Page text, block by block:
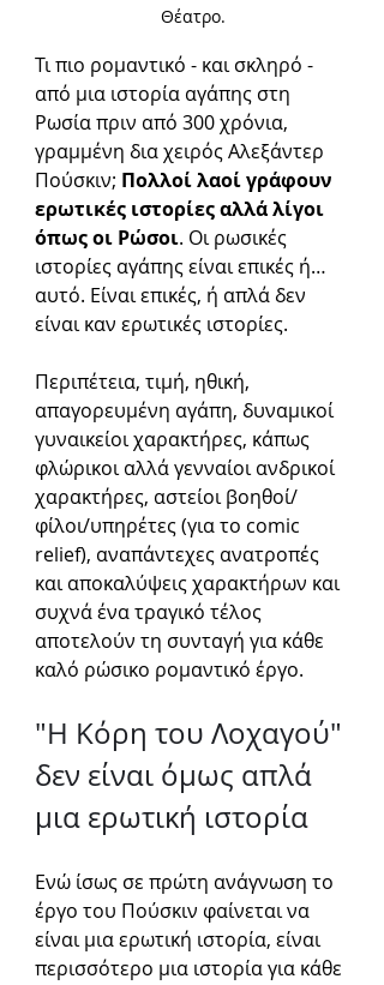
Θέατρο.
Τι πιο ρομαντικό - και σκληρό -
από μια ιστορία αγάπης στη
Ρωσία πριν από 300 χρόνια,
γραμμένη δια χειρός Αλεξάντερ
Πούσκιν; Πολλοί λαοί γράφουν
ερωτικές ιστορίες αλλά λίγοι
όπως οι Ρώσοι. Οι ρωσικές
ιστορίες αγάπης είναι επικές ή…
αυτό. Είναι επικές, ή απλά δεν
είναι καν ερωτικές ιστορίες.
Περιπέτεια, τιμή, ηθική,
απαγορευμένη αγάπη, δυναμικοί
γυναικείοι χαρακτήρες, κάπως
φλώρικοι αλλά γενναίοι ανδρικοί
χαρακτήρες, αστείοι βοηθοί/
φίλοι/υπηρέτες (για το comic
relief), αναπάντεχες ανατροπές
και αποκαλύψεις χαρακτήρων και
συχνά ένα τραγικό τέλος
αποτελούν τη συνταγή για κάθε
καλό ρώσικο ρομαντικό έργο.
"Η Κόρη του Λοχαγού"
δεν είναι όμως απλά
μια ερωτική ιστορία
Ενώ ίσως σε πρώτη ανάγνωση το
έργο του Πούσκιν φαίνεται να
είναι μια ερωτική ιστορία, είναι
περισσότερο μια ιστορία για κάθε